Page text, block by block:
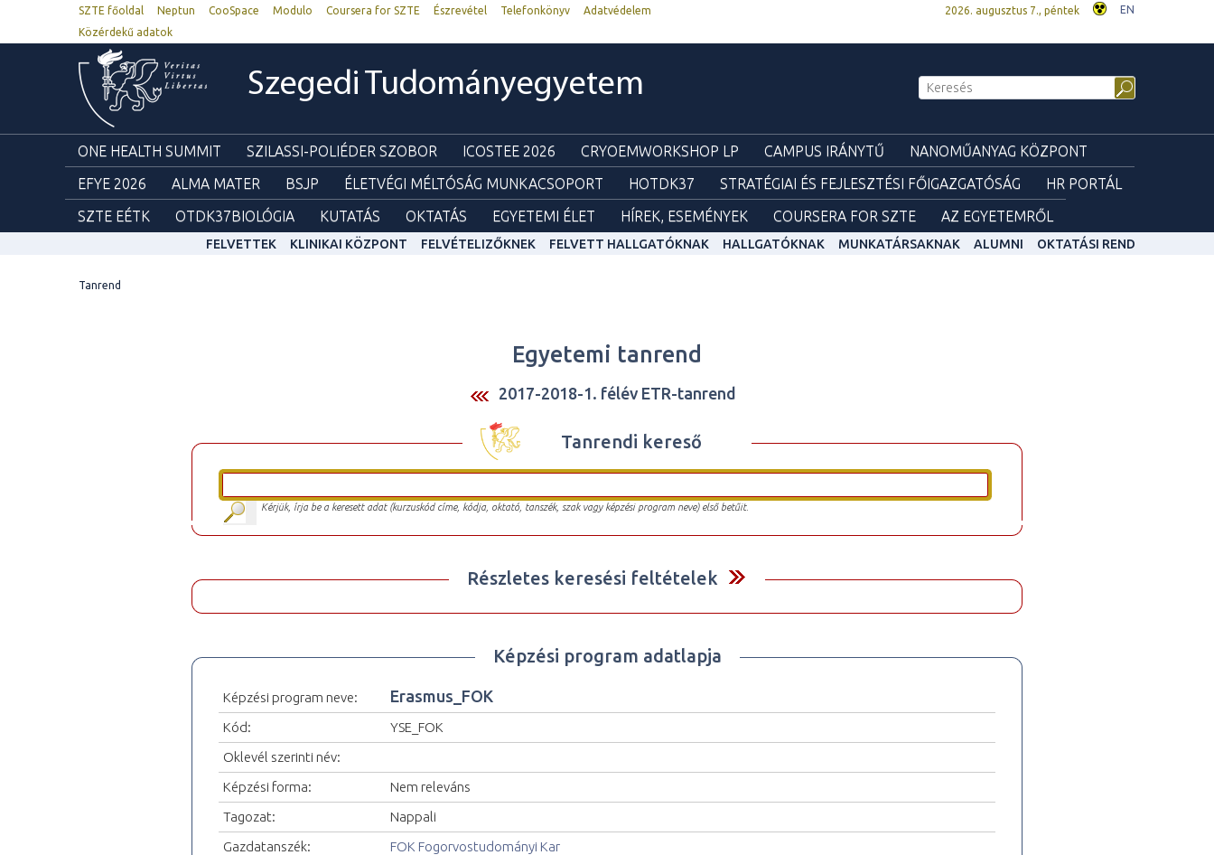
SZTE főoldal Neptun CooSpace Modulo Coursera for SZTE Észrevétel Telefonkönyv
Adatvédelem
Közérdekű adatok
2026. augusztus 7., péntek EN
Szegedi Tudományegyetem
ONE HEALTH SUMMIT SZILASSI-POLIÉDER SZOBOR ICOSTEE 2026 CRYOEMWORKSHOP LP CAMPUS IRÁNYTŰ
NANOMŰANYAG KÖZPONT
EFYE 2026
ALMA MATER BSJP ÉLETVÉGI MÉLTÓSÁG MUNKACSOPORT HOTDK37 STRATÉGIAI ÉS FEJLESZTÉSI FŐIGAZGATÓSÁG
HR PORTÁL
SZTE EÉTK
OTDK37BIOLÓGIA KUTATÁS OKTATÁS EGYETEMI ÉLET HÍREK, ESEMÉNYEK COURSERA FOR SZTE AZ EGYETEMRŐL
FELVETTEK KLINIKAI KÖZPONT FELVÉTELIZŐKNEK FELVETT HALLGATÓKNAK HALLGATÓKNAK MUNKATÁRSAKNAK ALUMNI OKTATÁSI REND
Tanrend
Egyetemi tanrend
2017-2018-1. félév ETR-tanrend
Tanrendi kereső
Kérjük, írja be a keresett adat (kurzuskód címe, kódja, oktató, tanszék, szak vagy képzési program neve) első betűit.
Részletes keresési feltételek
Képzési program adatlapja
Képzési program neve: Erasmus_FOK
Kód:
YSE_FOK
Oklevél szerinti név:
Képzési forma:
Nem releváns
Tagozat:
Nappali
Gazdatanszék:
FOK Fogorvostudományi Kar